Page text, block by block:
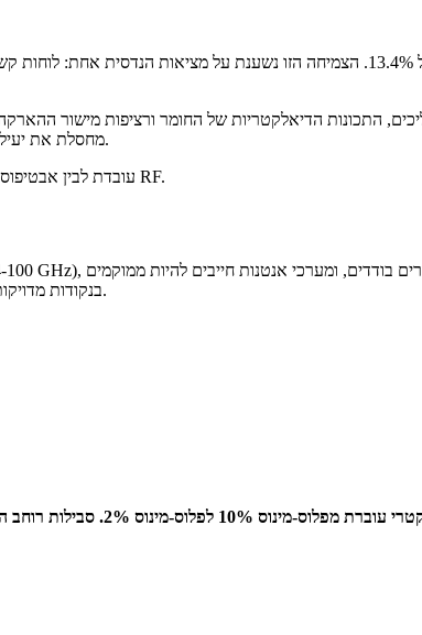
פשוט אינם דורשים. שגיאת ניתוב של 0.1 mm ב-28 GHz יוצרת אובדן החדרה מדיד. בחירת מצע שגויה ב-60 GHz מחסלת את יעילות האנטנה.
המדריך הזה מכסה את כללי התכנון, בחירת החומרים ושיקולי הייצור שמבדילים בין אנטנת Flex 5G עובדת לבין אבטיפוס שלעולם לא יעבור הסמכת RF.
בנקודות מדויקות במכשיר כדי לשמור על כיסוי אלומה. המיקום הזה דורש לעיתים קרובות צורות קונפורמיות שלוחות קשיחים אינם יכולים לספק.